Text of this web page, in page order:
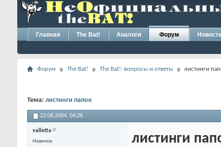
Главная The Bat! Аналоги Форум
Форум The Bat! The Bat!: вопросы и ответы листинги
Тема: листинги папок
22.06.2004, 04:26
valletta
Новичок
листинги